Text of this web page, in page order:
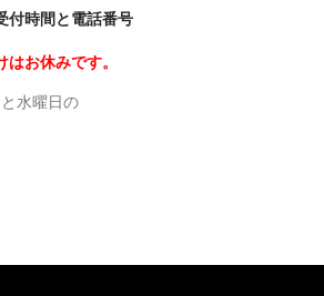
付時間と電話番号
お休みです。
水曜日の